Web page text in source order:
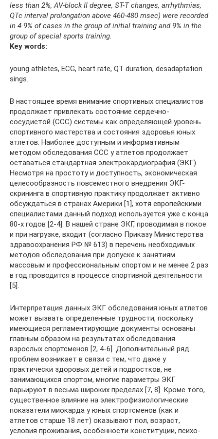
less than 2%, AV-block II degree, ST-T changes, arrhythmias,
QTc interval prolongation above 460-480 msec) were recorded
in 4.9% of cases in the group of initial training and 9% in the
group of special sports training.
Key words:
young athletes, ECG, heart rate, QT duration, desadaptation
sings.
В настоящее время внимание спортивных специалистов
продолжает привлекать состояние сердечно-
сосудистой (ССС) системы как определяющей уровень
спортивного мастерства и состояния здоровья юных
атлетов. Наиболее доступным и информативным
методом обследования ССС у атлетов продолжает
оставаться стандартная электрокардиография (ЭКГ).
Несмотря на простоту и доступность, экономическая
целесообразность повсеместного внедрения ЭКГ-
скрининга в спортивную практику продолжает активно
обсуждаться в странах Америки [1], хотя европейскими
специалистами данный подход используется уже с конца
80-х годов [2-4]. В нашей стране ЭКГ, проводимая в покое
и при нагрузке, входит (согласно Приказу Министерства
здравоохранения РФ № 613) в перечень необходимых
методов обследования при допуске к занятиям
массовым и профессиональным спортом и не менее 2 раз
в год проводится в процессе спортивной деятельности
[5].
Интерпретация данных ЭКГ обследования юных атлетов
может вызвать определенные трудности, поскольку
имеющиеся регламентирующие документы основаны
главным образом на результатах обследования
взрослых спортсменов [2, 4-6]. Дополнительный ряд
проблем возникает в связи с тем, что даже у
практически здоровых детей и подростков, не
занимающихся спортом, многие параметры ЭКГ
варьируют в весьма широких пределах [7, 8]. Кроме того,
существенное влияние на электрофизиологические
показатели миокарда у юных спортсменов (как и
атлетов старше 18 лет) оказывают пол, возраст,
условия проживания, особенности конституции, психо-